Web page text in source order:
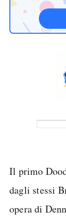
Il primo
dagli stessi
opera di